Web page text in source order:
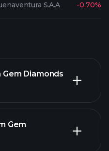
S.A.A -0.70%
Gem Diamonds
Gem